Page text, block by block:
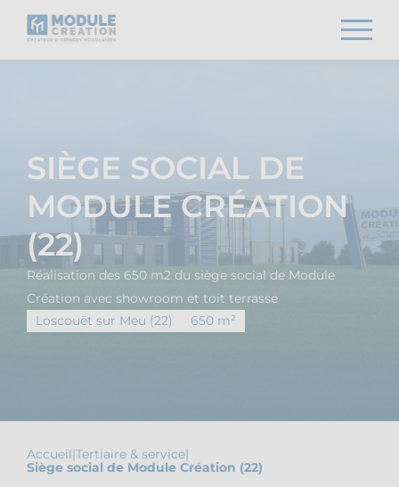
SIÈGE SOCIAL DE
MODULE CRÉATION
(22)
Réalisation des 650 m2 du siège social de Module
Création avec showroom et toit terrasse
Loscouët sur Meu (22)
650 m²
Accueil|Tertiaire & service|
Siège social de Module Création (22)